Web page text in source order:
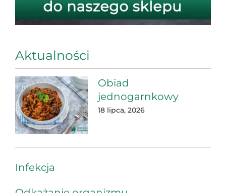
Aktualności
Obiad
jednogarnkowy
18 lipca, 2026
Infekcja